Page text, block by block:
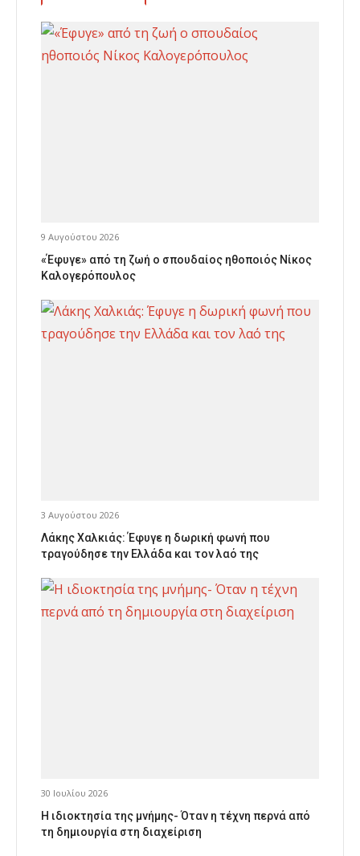
9 Αυγούστου 2026
«Έφυγε» από τη ζωή ο σπουδαίος ηθοποιός Νίκος
Καλογερόπουλος
3 Αυγούστου 2026
Λάκης Χαλκιάς: Έφυγε η δωρική φωνή που
τραγούδησε την Ελλάδα και τον λαό της
30 Ιουλίου 2026
Η ιδιοκτησία της μνήμης- Όταν η τέχνη περνά από
τη δημιουργία στη διαχείριση